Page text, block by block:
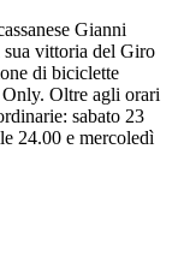
Gianni
sua vittoria del Giro
di biciclette
Oltre agli orari
sabato 23
24.00 e mercoledì